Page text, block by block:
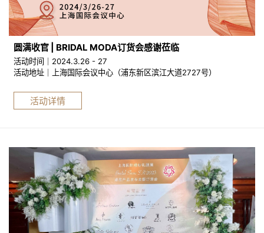
圆满收官 | BRIDAL MODA订货会感谢莅临
活动时间｜2024.3.26 - 27
活动地址｜上海国际会议中心（浦东新区滨江大道2727号）
活动详情